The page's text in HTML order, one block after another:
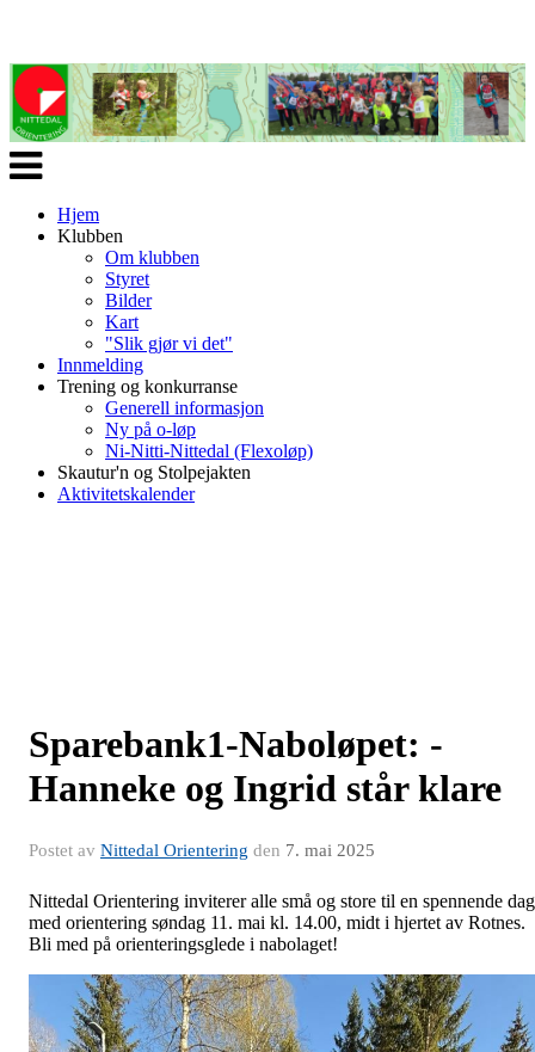
Veksle
navigasjon
Hjem
Klubben
Om klubben
Styret
Bilder
Kart
"Slik gjør vi det"
Innmelding
Trening og konkurranse
Generell informasjon
Ny på o-løp
Ni-Nitti-Nittedal (Flexoløp)
Skautur'n og Stolpejakten
Aktivitetskalender
Sparebank1-Naboløpet: -
Hanneke og Ingrid står klare
Postet av Nittedal Orientering den 7. mai 2025
Nittedal Orientering inviterer alle små og store til en spennende dag
med orientering søndag 11. mai kl. 14.00, midt i hjertet av Rotnes.
Bli med på orienteringsglede i nabolaget!